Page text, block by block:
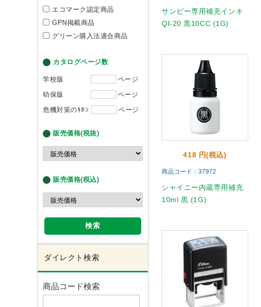
エコマーク認定商品
GPN掲載商品
グリーン購入法適合商品
カタログページ数
学校版
ページ
幼保版
ページ
危機対策のｷﾎﾝ
ページ
販売価格(税抜)
販売価格(税込)
検索
ダイレクト検索
商品コード検索
サンビー専用補充インキ
QI-20 黒10CC (1G)
418 円(税込)
商品コード：37972
シャイニー内蔵専用補充
10ml 黒 (1G)